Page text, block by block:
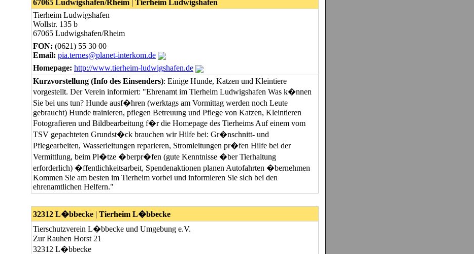
67065 Ludwigshafen/Rheim | Tierheim Ludwigshafen
Tierheim Ludwigshafen
Wollstr. 135 b
67065 Ludwigshafen/Rheim
FON: (0621) 55 30 00
Email: pia.ternes@planet-interkom.de
Homepage: http://www.tierheim-ludwigshafen.de
Kurzvorstellung (Info des Einsenders): Einige Hunde, Katzen und Kleintiere
vorgestellt. Der Verein informiert: "Ehrenamt im Tierheim Ludwigshafen Was k�nnen
Sie bei uns tun? Hunde ausf�hren (werktags am Vormittag werden noch Leute
gebraucht) Hunde trainieren, pflegen Betreuung und Pflege von Katzen, Kleintieren
Fotografieren und Bildbearbeitung f�r die Homepage des Tierheims Auf einem vom
TSV gepachteten Grundst�ck brauchen wir Hilfe bei: Gr�nschnitt- und
Pflegearbeiten, Wasserleitungen reparieren, Stromleitungen pr�fen Hilfe bei der
Vermittlung, beim Pl�tze �berpr�fen (gute Kenntnisse �ber Tierhaltung
erforderlich) �ffentlichkeitsarbeit, Spendenaktionen planen Autofahrten �bernehmen
Kommen Sie am besten im Tierheim vorbei und informieren Sie sich bei den
ehrenamtlichen Helfern."
32312 L�bbecke | Tierheim L�bbecke
Tierschutzverein L�bbecke und Umgebung e.V.
Zur Rauhen Horst 21
32312 L�bbecke